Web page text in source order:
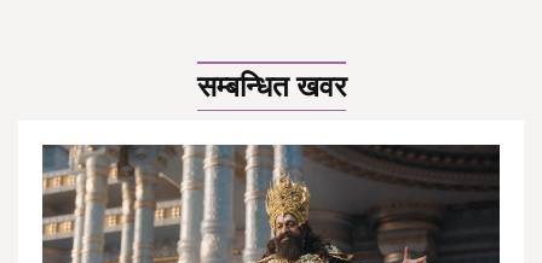
सम्बन्धित खवर